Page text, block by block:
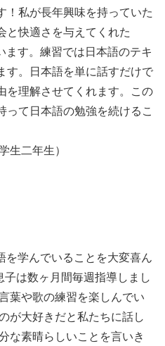
¥215,000~¥1,530,000
！私が長年興味を持っていた
と快適さを与えてくれた
ます。練習では日本語のテキ
す。日本語を単に話すだけで
を理解させてくれます。この
って日本語の勉強を続けるこ
生二年生）
を学んでいることを大変喜ん
は数ヶ月間毎週指導しまし
葉や歌の練習を楽しんでい
が大好きだと私たちに話し
な素晴らしいことを言いき